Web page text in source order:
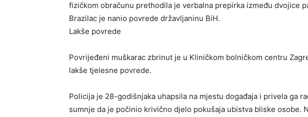
fizičkom obračunu prethodila je verbalna prepirka između dvojice
Brazilac je nanio povrede državljaninu BiH.
Lakše povrede
Povrijeđeni muškarac zbrinut je u Kliničkom bolničkom centru
lakše tjelesne povrede.
Policija je 28-godišnjaka uhapsila na mjestu događaja i privela ga
sumnje da je počinio krivično djelo pokušaja ubistva bliske osobe.